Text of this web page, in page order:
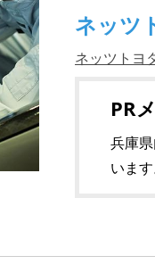
ネッツ
ネッツトヨ
PR
兵庫
いま